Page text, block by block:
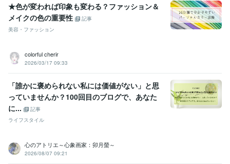
★色が変われば印象も変わる？ファッション＆
メイクの色の重要性
記事
美容・ファッション
colorful cherir
2026/03/17 09:33
「誰かに褒められない私には価値がない」と思
っていませんか？100回目のブログで、あなた
に...
記事
ライフスタイル
心のアトリエ～心象画家：卯月螢～
2026/08/07 09:21